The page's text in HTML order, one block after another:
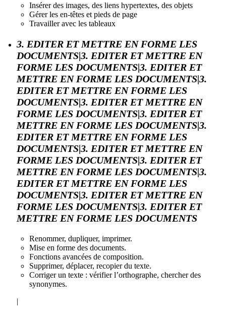
Insérer des images, des liens hypertextes, des objets
Gérer les en-têtes et pieds de page
Travailler avec les tableaux
3. EDITER ET METTRE EN FORME LES
DOCUMENTS|3. EDITER ET METTRE EN
FORME LES DOCUMENTS|3. EDITER ET
METTRE EN FORME LES DOCUMENTS|3.
EDITER ET METTRE EN FORME LES
DOCUMENTS|3. EDITER ET METTRE EN
FORME LES DOCUMENTS|3. EDITER ET
METTRE EN FORME LES DOCUMENTS|3.
EDITER ET METTRE EN FORME LES
DOCUMENTS|3. EDITER ET METTRE EN
FORME LES DOCUMENTS|3. EDITER ET
METTRE EN FORME LES DOCUMENTS|3.
EDITER ET METTRE EN FORME LES
DOCUMENTS|3. EDITER ET METTRE EN
FORME LES DOCUMENTS|3. EDITER ET
METTRE EN FORME LES DOCUMENTS
Renommer, dupliquer, imprimer.
Mise en forme des documents.
Fonctions avancées de composition.
Supprimer, déplacer, recopier du texte.
Corriger un texte : vérifier l’orthographe, chercher des
synonymes.
|